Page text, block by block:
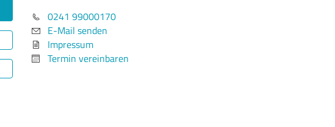
0241 99000170
E-Mail senden
Impressum
Termin vereinbaren